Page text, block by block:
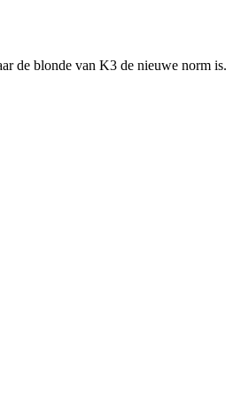
de blonde van K3 de nieuwe norm is.